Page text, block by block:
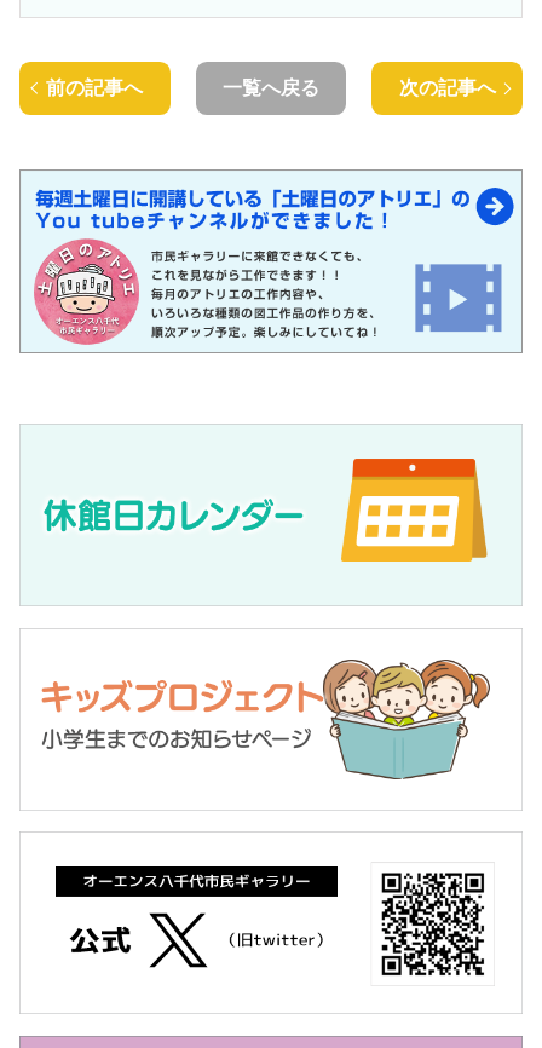
前の記事へ 一覧へ戻る 次の記事へ